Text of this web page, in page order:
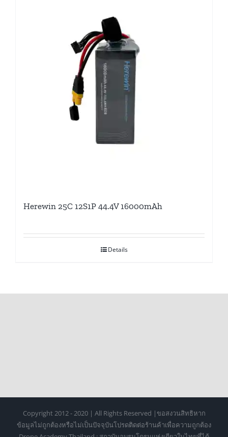
Herewin 25C 12S1P 44.4V 16000mAh
Details
Copyright 2012 - 2020 | All Rights Reserved |ขอสงวนสิทธิหาก
ข้อมูลไม่ถูกต้องหรือไม่เป็นปัจจุบันโปรดติดต่อร้านค้าเพื่อความถูกต้อง